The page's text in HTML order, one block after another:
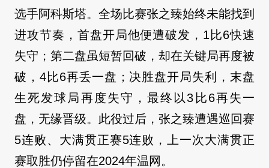
选手阿科斯塔。全场比赛张之臻始终未能找到
进攻节奏，首盘开局他便遭破发，1比6快速
失守；第二盘虽短暂回破，却在关键局再度被
破，4比6再丢一盘；决胜盘开局失利，末盘
生死发球局再度失守，最终以3比6再失一
盘，无缘晋级。此役过后，张之臻遭遇巡回赛
5连败、大满贯正赛5连败，上一次大满贯正
赛取胜仍停留在2024年温网。